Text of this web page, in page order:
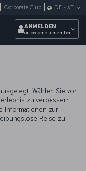
Corporate Club DE - AT
ANMELDEN
or become a member
Wählen Sie vor
zu verbessern.
Informationen zur
Reise zu